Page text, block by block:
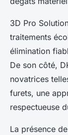
3D Pro
traitements
élimination
De son côté,
novatrices
furets, une
respectueuse
La présence